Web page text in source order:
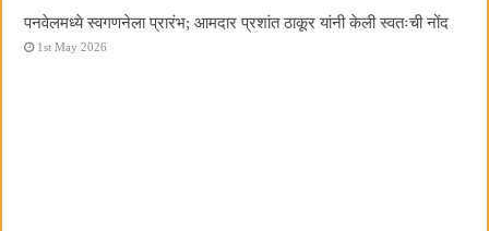
पनवेलमध्ये स्वगणनेला प्रारंभ; आमदार प्रशांत ठाकूर यांनी केली स्वतःची नोंद
1st May 2026